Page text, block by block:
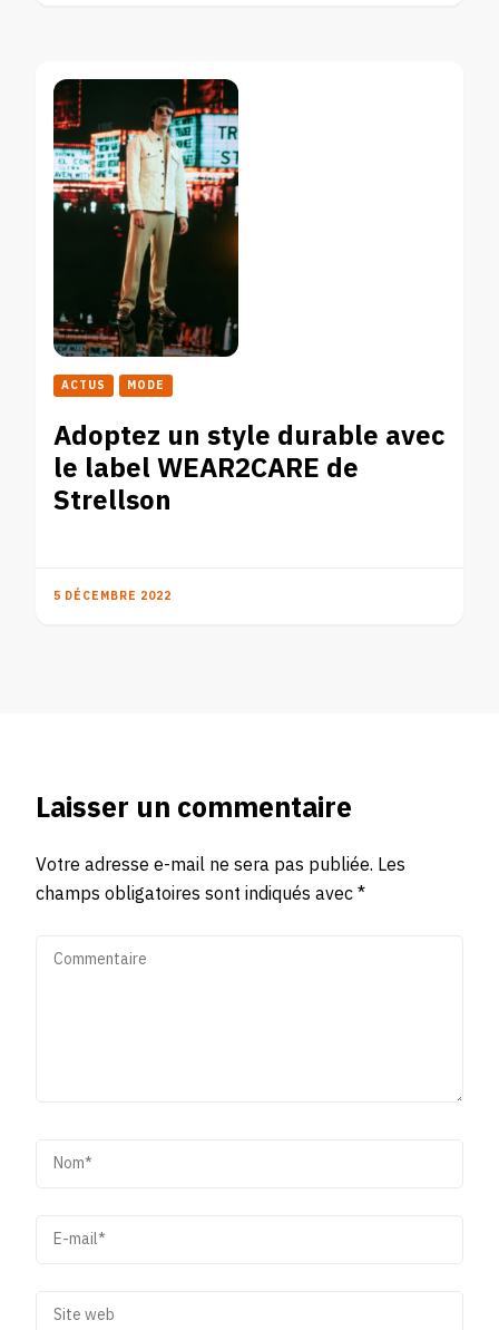
ACTUS MODE
Adoptez un style durable avec
le label WEAR2CARE de
Strellson
5 DÉCEMBRE 2022
Laisser un commentaire
Votre adresse e-mail ne sera pas publiée. Les
champs obligatoires sont indiqués avec*